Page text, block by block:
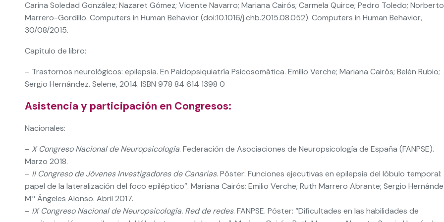
Carina Soledad González; Nazaret Gómez; Vicente Navarro; Mariana Cairós; Carmela Quirce; Pedro Toledo; Norberto
Marrero-Gordillo. Computers in Human Behavior (doi:10.1016/j.chb.2015.08.052). Computers in Human Behavior,
30/08/2015.
Capítulo de libro:
– Trastornos neurológicos: epilepsia. En Paidopsiquiatría Psicosomática. Emilio Verche; Mariana Cairós; Belén Rubio;
Sergio Hernández. Selene, 2014. ISBN 978 84 614 1398 0
Asistencia y participación en Congresos:
Nacionales:
– X Congreso Nacional de Neuropsicología. Federación de Asociaciones de Neuropsicología de España (FANPSE).
Marzo 2018.
– II Congreso de Jóvenes Investigadores de Canarias. Póster: Funciones ejecutivas en epilepsia del lóbulo temporal:
papel de la lateralización del foco epiléptico”. Mariana Cairós; Emilio Verche; Ruth Marrero Abrante; Sergio
Mª Ángeles Alonso. Abril 2017.
– IX Congreso Nacional de Neuropsicología. Red de redes. FANPSE. Póster: “Dificultades en las habilidades de